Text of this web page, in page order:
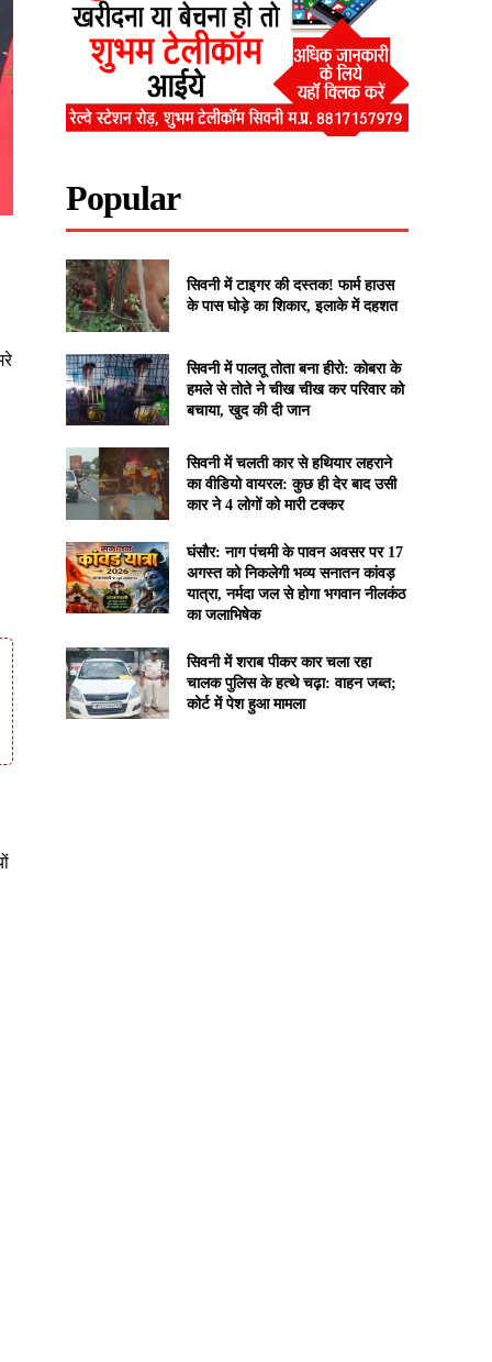
Popular
सिवनी में टाइगर की दस्तक! फार्म हाउस
के पास घोड़े का शिकार, इलाके में दहशत
सिवनी में पालतू तोता बना हीरो: कोबरा के
हमले से तोते ने चीख चीख कर परिवार को
बचाया, खुद की दी जान
सिवनी में चलती कार से हथियार लहराने
का वीडियो वायरल: कुछ ही देर बाद उसी
कार ने 4 लोगों को मारी टक्कर
घंसौर: नाग पंचमी के पावन अवसर पर 17
अगस्त को निकलेगी भव्य सनातन कांवड़
यात्रा, नर्मदा जल से होगा भगवान नीलकंठ
का जलाभिषेक
सिवनी में शराब पीकर कार चला रहा
चालक पुलिस के हत्थे चढ़ा: वाहन जब्त;
कोर्ट में पेश हुआ मामला